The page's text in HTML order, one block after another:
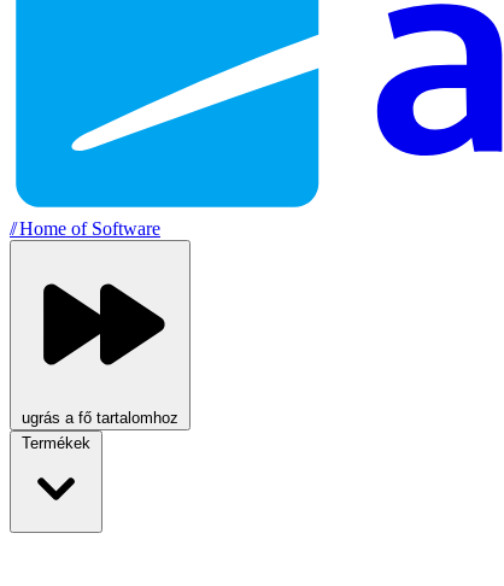
//Home of Software
ugrás a fő tartalomhoz
Termékek